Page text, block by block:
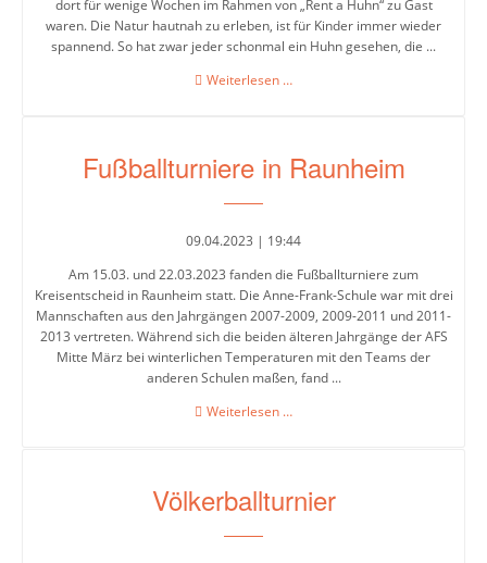
dort für wenige Wochen im Rahmen von „Rent a Huhn“ zu Gast
waren. Die Natur hautnah zu erleben, ist für Kinder immer wieder
spannend. So hat zwar jeder schonmal ein Huhn gesehen, die ...
Weiterlesen …Rent
Naturerlebnisgarten
Fußballturniere in Raunheim
09.04.2023 | 19:44
Am 15.03. und 22.03.2023 fanden die Fußballturniere zum
Kreisentscheid in Raunheim statt. Die Anne-Frank-Schule war mit drei
Mannschaften aus den Jahrgängen 2007-2009, 2009-2011 und 2011-
2013 vertreten. Während sich die beiden älteren Jahrgänge der AFS
Mitte März bei winterlichen Temperaturen mit den Teams der
anderen Schulen maßen, fand ...
Weiterlesen …Fußballturniere
Völkerballturnier